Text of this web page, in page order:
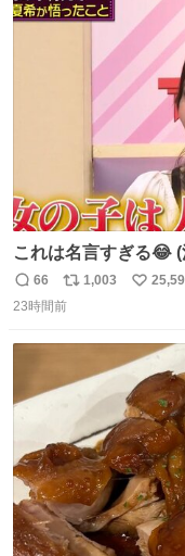
3回ほど。 小さい手
那に泣きついてた。
ト
これは名言すぎる😂
がら)
返
信
66
リ
ポ
数
1,003
い
数
23時間前